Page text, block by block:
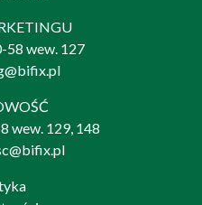
58 wew. 127
wew. 129, 148